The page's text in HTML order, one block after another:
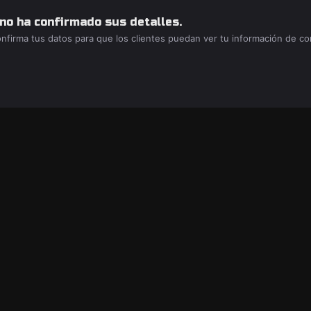
ha confirmado sus detalles.
tus datos para que los clientes puedan ver tu información de